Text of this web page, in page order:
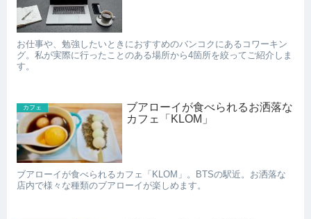
お仕事や、勉強したいときにおすすめのバンコクにあるコワーキン
グ。私が実際に行ったことのある場所から4箇所を絞ってご紹介しま
す。
カフェ
ブアローイが食べられるお洒落な
カフェ「KLOM」
ブアローイが食べられるカフェ「KLOM」。BTSの駅近。お洒落な
店内で様々な種類のブアローイが楽しめます。